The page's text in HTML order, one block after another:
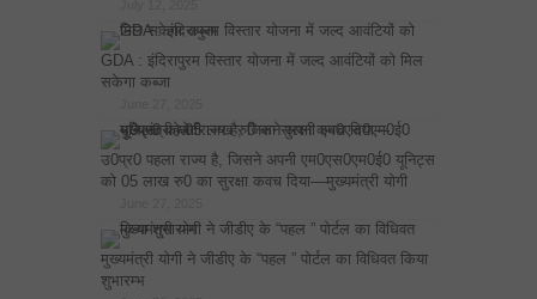
GDA : इंदिरापुरम विस्तार योजना में जल्द आवंटियों को मिल
सकेगा कब्जा
उ0प्र0 पहला राज्य है, जिसने अपनी एम0एस0एम0ई0 यूनिट्स
को 05 लाख रु0 का सुरक्षा कवच दिया—मुख्यमंत्री योगी
मुख्यमंत्री योगी ने जीडीए के “पहल ” पोर्टल का विधिवत किया
शुभारम्भ